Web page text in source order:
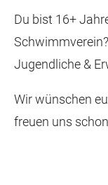
Du bist 16+
Jugendliche &
Wir wünschen
freuen uns